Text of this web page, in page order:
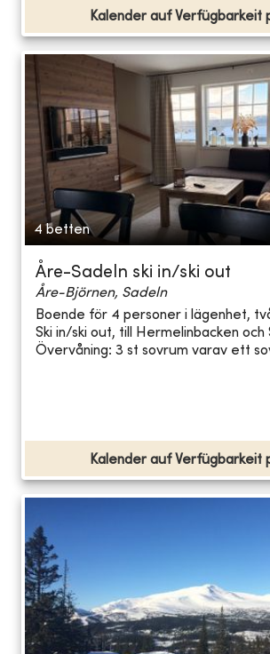
Kalender auf Verfügbarkeit
4 betten
Åre-Sadeln ski in/ski out
Åre-Björnen, Sadeln
Boende för 4 personer i lägenhet,
Ski in/ski out, till Hermelinbacken och
Övervåning: 3 st sovrum varav ett
Kalender auf Verfügbarkeit